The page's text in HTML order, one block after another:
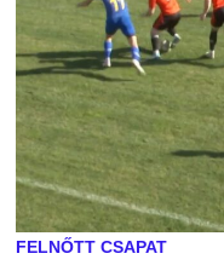
FELNŐTT CSAPAT